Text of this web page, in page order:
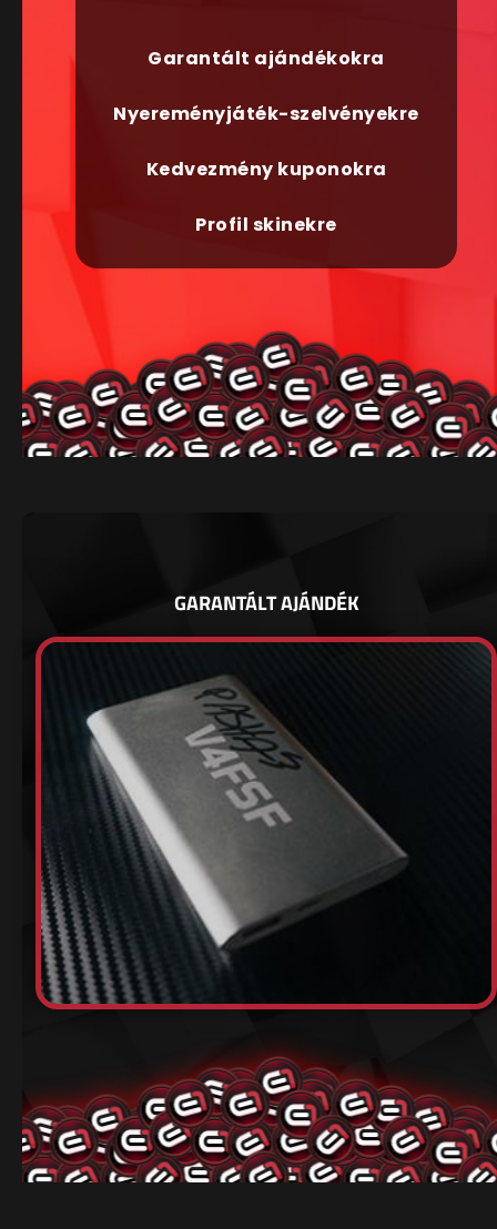
Garantált ajándékokra
Nyereményjáték-szelvényekre
Kedvezmény kuponokra
Profil skinekre
GARANTÁLT AJÁNDÉK